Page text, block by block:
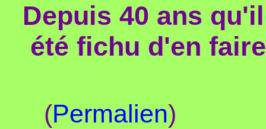
Depuis 40 ans
été fichu d'en
(Permalien)